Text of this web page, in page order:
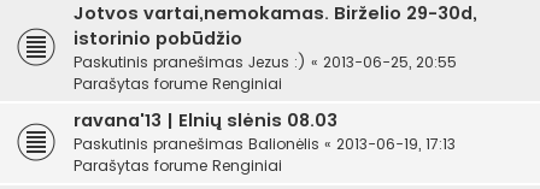
Jotvos vartai,nemokamas. Birželio 29-30d,
istorinio pobūdžio
Paskutinis pranešimas Jezus :) « 2013-06-25, 20:55
Parašytas forume Renginiai
ravana'13 | Elnių slėnis 08.03
Paskutinis pranešimas Balionėlis « 2013-06-19, 17:13
Parašytas forume Renginiai